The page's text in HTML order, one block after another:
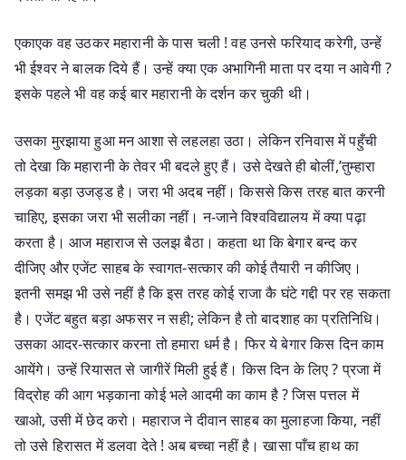
एकाएक वह उठकर महारानी के पास चली ! वह उनसे फरियाद करेगी, उन्हें
भी ईश्वर ने बालक दिये हैं। उन्हें क्या एक अभागिनी माता पर दया न आवेगी ?
इसके पहले भी वह कई बार महारानी के दर्शन कर चुकी थी।
उसका मुरझाया हुआ मन आशा से लहलहा उठा। लेकिन रनिवास में पहुँची
तो देखा कि महारानी के तेवर भी बदले हुए हैं। उसे देखते ही बोलीं,’तुम्हारा
लड़का बड़ा उजड्ड है। जरा भी अदब नहीं। किससे किस तरह बात करनी
चाहिए, इसका जरा भी सलीका नहीं। न-जाने विश्वविद्यालय में क्या पढ़ा
करता है। आज महाराज से उलझ बैठा। कहता था कि बेगार बन्द कर
दीजिए और एजेंट साहब के स्वागत-सत्कार की कोई तैयारी न कीजिए।
इतनी समझ भी उसे नहीं है कि इस तरह कोई राजा कै घंटे गद्दी पर रह सकता
है। एजेंट बहुत बड़ा अफसर न सही; लेकिन है तो बादशाह का प्रतिनिधि।
उसका आदर-सत्कार करना तो हमारा धर्म है। फिर ये बेगार किस दिन काम
आयेंगे। उन्हें रियासत से जागीरें मिली हुई हैं। किस दिन के लिए ? प्रजा में
विद्रोह की आग भड़काना कोई भले आदमी का काम है ? जिस पत्तल में
खाओ, उसी में छेद करो। महाराज ने दीवान साहब का मुलाहजा किया, नहीं
तो उसे हिरासत में डलवा देते ! अब बच्चा नहीं है। खासा पाँच हाथ का